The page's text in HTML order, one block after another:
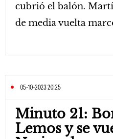
cubrió el balón.
de media vuelta
05-10-2023 20:25
Minuto 21:
Lemos y se